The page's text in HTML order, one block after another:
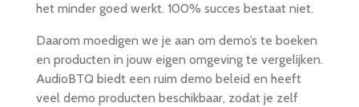
het minder goed werkt. 100% succes bestaat niet.
Daarom moedigen we je aan om demo’s te boeken
en producten in jouw eigen omgeving te vergelijken.
AudioBTQ biedt een ruim demo beleid en heeft
veel demo producten beschikbaar, zodat je zelf